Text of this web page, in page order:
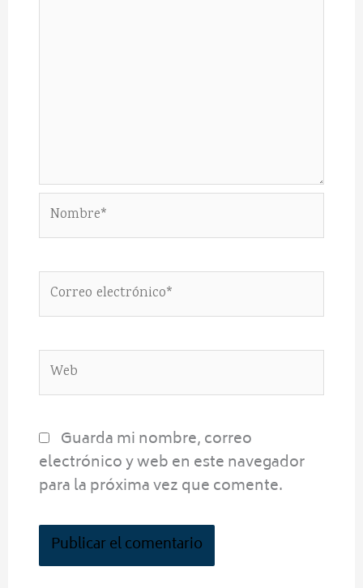
Nombre*
Correo
electrónico*
Web
Guarda mi nombre, correo
electrónico y web en este navegador
para la próxima vez que comente.